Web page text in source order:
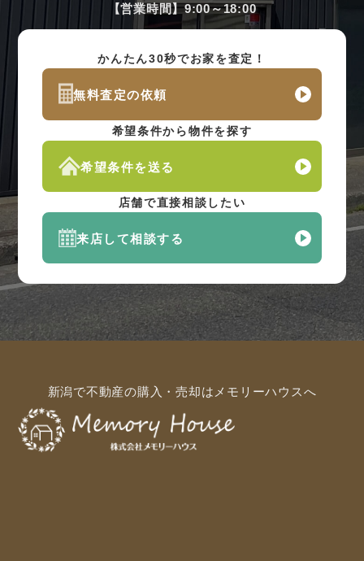
【営業時間】9:00～18:00
かんたん30秒でお家を査定！
無料査定の依頼
希望条件から物件を探す
希望条件を送る
店舗で直接相談したい
来店して相談する
新潟で不動産の購入・売却はメモリーハウスへ